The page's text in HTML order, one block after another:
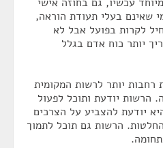
עכשיו, גם בחוזה אישי
שאינם בעלי תעודת הוראה,
לקרות בפועל אבל לא
יותר כוח אדם בגלל
יותר לרשות המקומית
הרשות יודעת ותוכל לפעול
יודעת להצביע על הצרכים
הרשות גם תוכל לתמוך